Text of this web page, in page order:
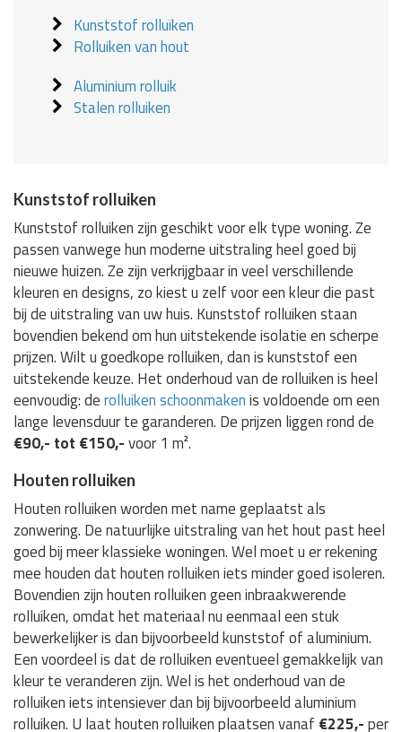
Kunststof rolluiken
Rolluiken van hout
Aluminium rolluik
Stalen rolluiken
Kunststof rolluiken
Kunststof rolluiken zijn geschikt voor elk type woning. Ze
passen vanwege hun moderne uitstraling heel goed bij
nieuwe huizen. Ze zijn verkrijgbaar in veel verschillende
kleuren en designs, zo kiest u zelf voor een kleur die past
bij de uitstraling van uw huis. Kunststof rolluiken staan
bovendien bekend om hun uitstekende isolatie en scherpe
prijzen. Wilt u goedkope rolluiken, dan is kunststof een
uitstekende keuze. Het onderhoud van de rolluiken is heel
eenvoudig: derolluiken schoonmakenis voldoende om een
lange levensduur te garanderen. De prijzen liggen rond de
€90,- tot €150,-voor 1 m².
Houten rolluiken
Houten rolluiken worden met name geplaatst als
zonwering. De natuurlijke uitstraling van het hout past heel
goed bij meer klassieke woningen. Wel moet u er rekening
mee houden dat houten rolluiken iets minder goed isoleren.
Bovendien zijn houten rolluiken geen inbraakwerende
rolluiken, omdat het materiaal nu eenmaal een stuk
bewerkelijker is dan bijvoorbeeld kunststof of aluminium.
Een voordeel is dat de rolluiken eventueel gemakkelijk van
kleur te veranderen zijn. Wel is het onderhoud van de
rolluiken iets intensiever dan bij bijvoorbeeld aluminium
rolluiken. U laat houten rolluiken plaatsen vanaf €225,-per